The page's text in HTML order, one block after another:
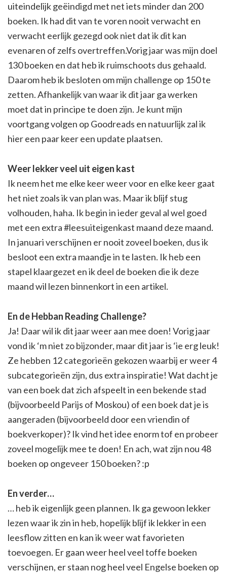
uiteindelijk geëindigd met net iets minder dan 200
boeken. Ik had dit van te voren nooit verwacht en
verwacht eerlijk gezegd ook niet dat ik dit kan
evenaren of zelfs overtreffen.Vorig jaar was mijn doel
130 boeken en dat heb ik ruimschoots dus gehaald.
Daarom heb ik besloten om mijn challenge op 150 te
zetten. Afhankelijk van waar ik dit jaar ga werken
moet dat in principe te doen zijn. Je kunt mijn
voortgang volgen op Goodreads en natuurlijk zal ik
hier een paar keer een update plaatsen.
Weer lekker veel uit eigen kast
Ik neem het me elke keer weer voor en elke keer gaat
het niet zoals ik van plan was. Maar ik blijf stug
volhouden, haha. Ik begin in ieder geval al wel goed
met een extra #leesuiteigenkast maand deze maand.
In januari verschijnen er nooit zoveel boeken, dus ik
besloot een extra maandje in te lasten. Ik heb een
stapel klaargezet en ik deel de boeken die ik deze
maand wil lezen binnenkort in een artikel.
En de Hebban Reading Challenge?
Ja! Daar wil ik dit jaar weer aan mee doen! Vorig jaar
vond ik ‘m niet zo bijzonder, maar dit jaar is ‘ie erg leuk!
Ze hebben 12 categorieën gekozen waarbij er weer 4
subcategorieën zijn, dus extra inspiratie! Wat dacht je
van een boek dat zich afspeelt in een bekende stad
(bijvoorbeeld Parijs of Moskou) of een boek dat je is
aangeraden (bijvoorbeeld door een vriendin of
boekverkoper)? Ik vind het idee enorm tof en probeer
zoveel mogelijk mee te doen! En ach, wat zijn nou 48
boeken op ongeveer 150 boeken? :p
En verder…
… heb ik eigenlijk geen plannen. Ik ga gewoon lekker
lezen waar ik zin in heb, hopelijk blijf ik lekker in een
leesflow zitten en kan ik weer wat favorieten
toevoegen. Er gaan weer heel veel toffe boeken
verschijnen, er staan nog heel veel Engelse boeken op